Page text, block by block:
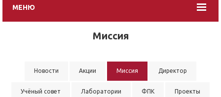
МЕНЮ
Миссия
Новости Акции Миссия Директор
Учёный совет Лаборатории ФПК Проекты